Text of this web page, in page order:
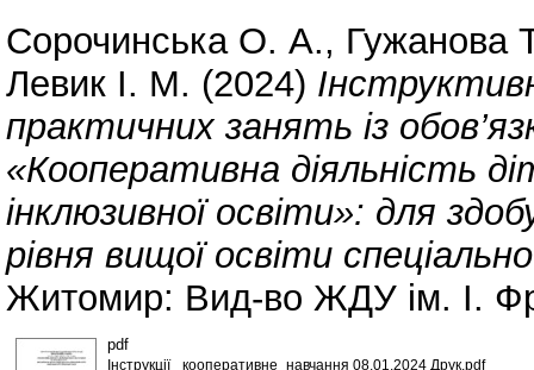
Сорочинська О. А., Гужанова
Левик І. М. (2024)
практичних занять із
«Кооперативна діяльність
інклюзивної освіти»: для
рівня вищої освіти
Житомир: Вид-во ЖДУ ім. І.
pdf
Інструкції _кооперативне_навчання 08.01.2024 Друк.pdf